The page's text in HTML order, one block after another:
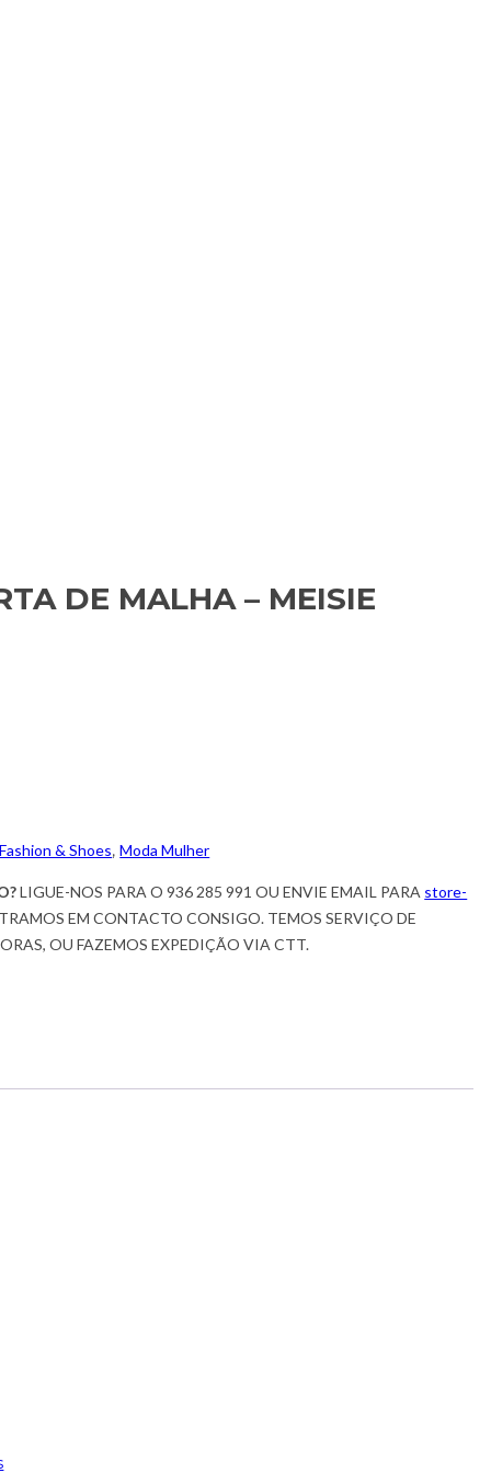
DE MALHA – MEISIE
Fashion & Shoes,Moda Mulher
LIGUE-NOS PARA O 936 285 991 OU ENVIE EMAIL PARA store-
EM CONTACTO CONSIGO. TEMOS SERVIÇO DE
OU FAZEMOS EXPEDIÇÃO VIA CTT.